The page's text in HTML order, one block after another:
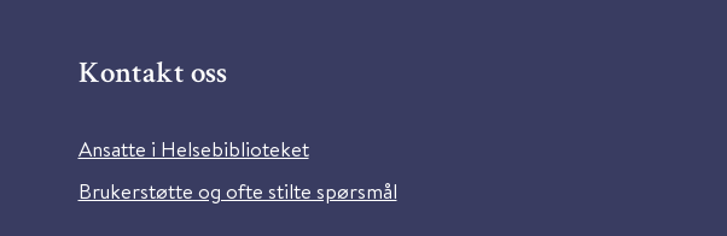
Kontakt oss
Ansatte i Helsebiblioteket
Brukerstøtte og ofte stilte spørsmål